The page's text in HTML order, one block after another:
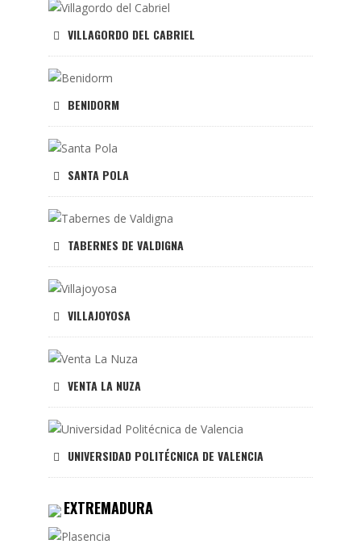
VILLAGORDO DEL CABRIEL
BENIDORM
SANTA POLA
TABERNES DE VALDIGNA
VILLAJOYOSA
VENTA LA NUZA
UNIVERSIDAD POLITÉCNICA DE VALENCIA
EXTREMADURA